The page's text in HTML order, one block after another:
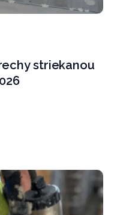
striekanou